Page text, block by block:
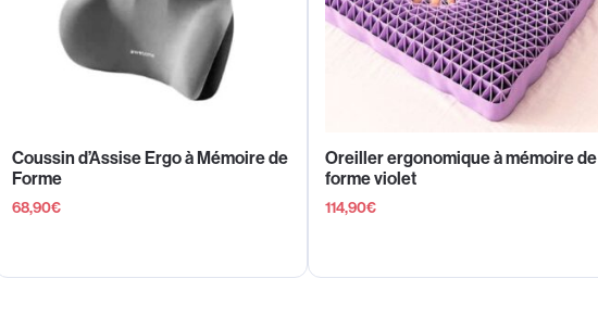
Coussin d’Assise Ergo à Mémoire de
Forme
68,90€
Oreiller ergonomique à mémoire de
forme violet
114,90€